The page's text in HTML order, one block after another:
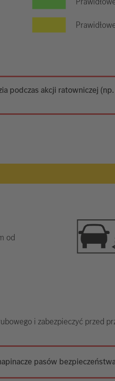
podczas akcji ratowniczej
od
i zabezpieczyć przed
pasów